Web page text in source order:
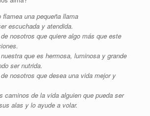
flamea una pequeña llama
escuchada y atendida.
nosotros que quiere algo más que este
que es hermosa, luminosa y grande
ser nutrida.
nosotros que desea una vida mejor y
caminos de la vida alguien que pueda ser
alas y lo ayude a volar.